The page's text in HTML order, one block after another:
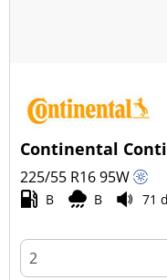
Continental
225/55 R1695W
B B 71